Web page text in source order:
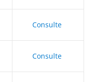
Consulte
Consulte